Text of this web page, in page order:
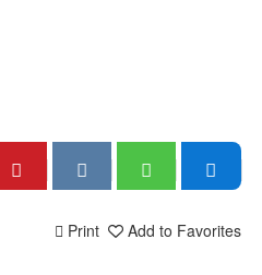
Add to Favorites
Print